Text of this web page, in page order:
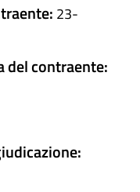
23-
del contraente: